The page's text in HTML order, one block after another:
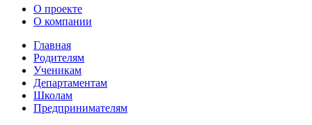
О проекте
О компании
Главная
Родителям
Ученикам
Департаментам
Школам
Предпринимателям